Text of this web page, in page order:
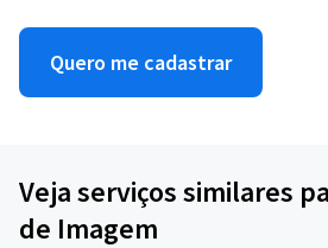
Quero me cadastrar
Veja serviços similares
de Imagem